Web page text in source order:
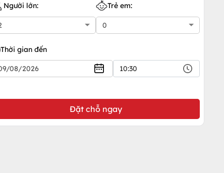
Người lớn:
Trẻ em:
Thời gian đến
10:30
Đặt chỗ ngay